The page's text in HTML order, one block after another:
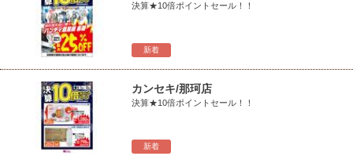
新着
決算★10倍ポイントセール！！
新着
カンセキ/那珂店
決算★10倍ポイントセール！！